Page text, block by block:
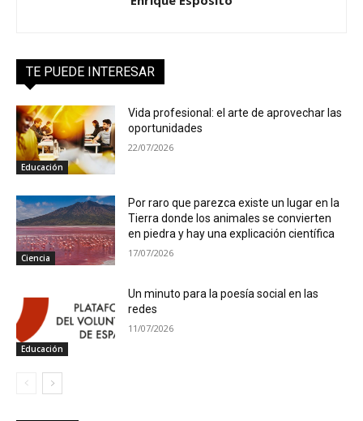
TE PUEDE INTERESAR
Educación
Vida profesional: el arte de aprovechar las
oportunidades
22/07/2026
Ciencia
Por raro que parezca existe un lugar en la
Tierra donde los animales se convierten
en piedra y hay una explicación científica
17/07/2026
Educación
Un minuto para la poesía social en las
redes
11/07/2026